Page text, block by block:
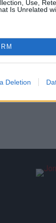
Use,
Is Unrelated
Deletion